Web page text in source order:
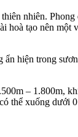
nhiên.
tạo nên một
hiện trong
– 1.800m,
thể xuống dưới